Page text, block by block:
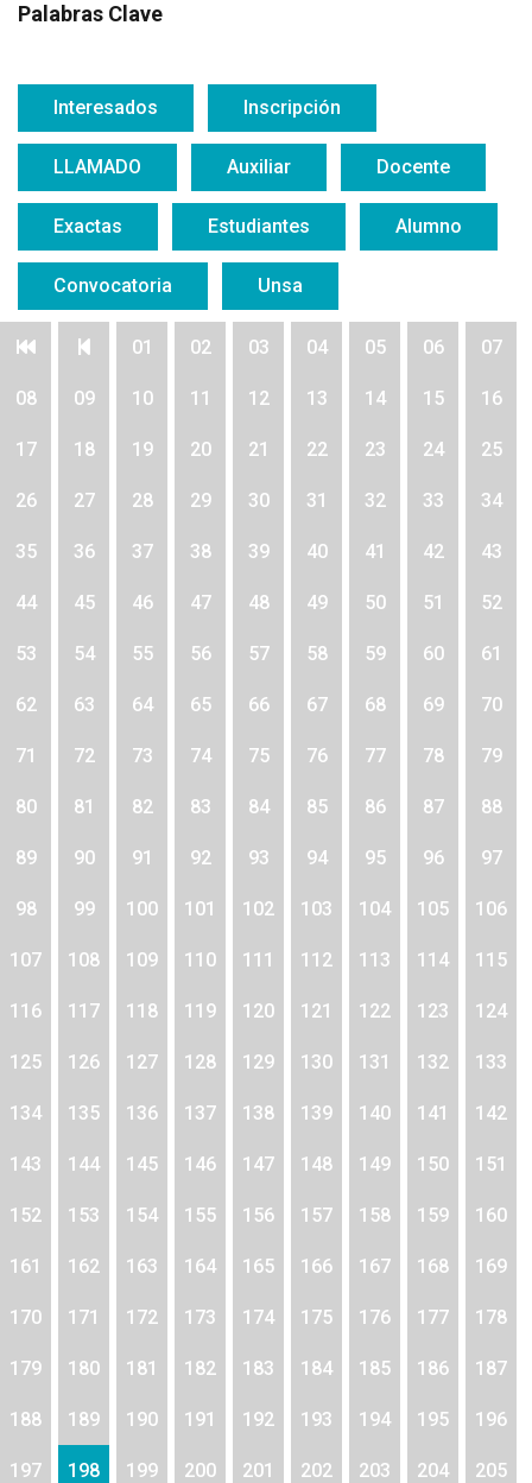
Palabras Clave
Interesados Inscripción
LLAMADO Auxiliar Docente
Exactas Estudiantes Alumno
Convocatoria Unsa
01 02 03 04 05 06 07
08 09 10 11 12 13 14 15 16
17 18 19 20 21 22 23 24 25
26 27 28 29 30 31 32 33 34
35 36 37 38 39 40 41 42 43
44 45 46 47 48 49 50 51 52
53 54 55 56 57 58 59 60 61
62 63 64 65 66 67 68 69 70
71 72 73 74 75 76 77 78 79
80 81 82 83 84 85 86 87 88
89 90 91 92 93 94 95 96 97
98 99 100 101 102 103 104 105 106
107 108 109 110 111 112 113 114 115
116 117 118 119 120 121 122 123 124
125 126 127 128 129 130 131 132 133
134 135 136 137 138 139 140 141 142
143 144 145 146 147 148 149 150 151
152 153 154 155 156 157 158 159 160
161 162 163 164 165 166 167 168 169
170 171 172 173 174 175 176 177 178
179 180 181 182 183 184 185 186 187
188 189 190 191 192 193 194 195 196
197 198 199 200 201 202 203 204 205